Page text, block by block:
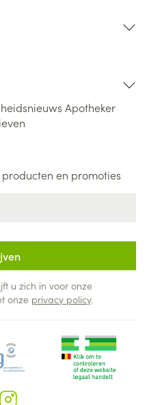
Apotheker
en promoties
u zich in voor onze
onze privacy policy.